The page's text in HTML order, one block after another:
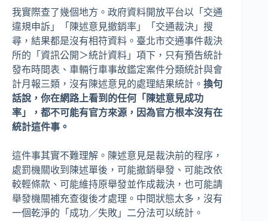
我實際查了幾個地方。政府資料開放平台以「交通
違規申訴」「陳述意見撤銷率」「交通裁決」搜
尋，結果都是沒有相符資料。臺北市交通事件裁決
所的「資訊公開＞統計資料」項下，只有預告統計
發布時間表、車輛行車事故鑑定案件分類統計與會
計月報三類，沒有陳述意見的處理結果統計。 換句
話說，你在網路上看到的任何「陳述意見成功
率」，都不可能有官方來源，因為官方根本沒有在
統計這件事。
這件事其實不難理解。陳述意見是裁決前的程序，
處罰機關收到陳述單後，可能撤銷舉發、可能改依
較輕條款、可能維持原舉發並作成裁決，也可能請
舉發機關補充查復後才處理。中間狀態太多，沒有
一個乾淨的「成功／失敗」二分法可以統計。